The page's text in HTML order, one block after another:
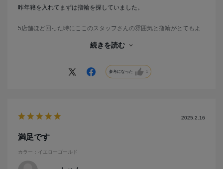
昨年籍を入れてまずは指輪を探していました。
5店舗ほど回った時にここのスタッフさんの雰囲気と指輪がとてもよ
こちらのスタッフさんは全員接客も暖かくこちらが決めかねていても
もし知り合いに指輪を買う予定の人がいれば紹介したいなと思いまし
続きを読む
参考になった 1
2025.2.16
満足です
カラー：イエローゴールド